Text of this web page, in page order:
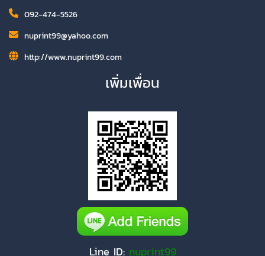
092-474-5526
nuprint99@yahoo.com
http://www.nuprint99.com
เพิ่มเพื่อน
Line ID: nuprint99